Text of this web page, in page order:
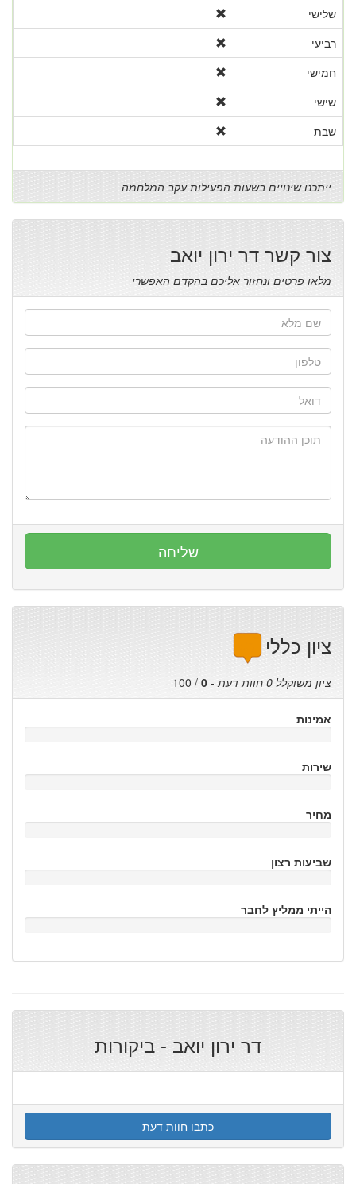
שלישי
רביעי
חמישי
שישי
שבת
ייתכנו שינויים בשעות הפעילות עקב המלחמה
צור קשר דר ירון יואב
מלאו פרטים ונחזור אליכם בהקדם האפשרי
ציון כללי
ציון משוקלל 0 חוות דעת-
0
/
100
אמינות
שירות
מחיר
שביעות רצון
הייתי ממליץ לחבר
דר ירון יואב - ביקורות
כתבו חוות דעת